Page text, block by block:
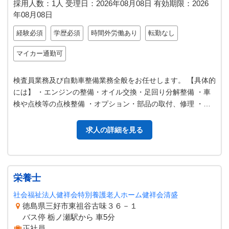
採用人数：1人 受理日： 2026年08月08日 有効期限： 2026
年08月08日
経験必須 学歴必須 時間外労働あり 転勤なし
マイカー通勤可
検査員業務及び自動車整備業務全般をお任せします。 【具体的
には】 ・エンジンの整備・オイル交換・足回り分解整備 ・車
検や点検等の点検整備 ・オプション・部品の取付、修理 ・そ
求人の詳細を見る
栄養士
社会福祉法人健祥会特別養護老人ホーム健祥会清盛
徳島県三好市東祖谷古味３６－１
バス停 栃ノ瀬駅から 車5分